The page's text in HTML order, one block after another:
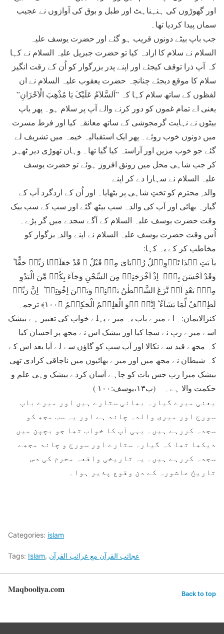
اور گھوڑوں کی ہنہناہٹ اور طبل و بوق کی آوازوں نے عجیب
سماں پیدا کردیا تھا۔
جب باپ بیٹے دونوں قریب ہو گئے اور حضرت یوسف علیہ
السلام نے سلام کا ارادہ کیا تو حضرت جبریل علیہ السلام نے کہا
کہ آپ ذرا توقف کیجئے اور اپنے پدر بزرگوار کو اُن کے رقت انگیز
سلام کا موقع دیجئے چنانچہ حضرت یعقوب علیہ السلام نے ان
لفظوں کے ساتھ سلام کہا کہ ”اَلسَّلاَمُ عَلَیْکَ یَا مُذْھِبَ الْاَحْزَانِ”
یعنی اے تمام غموں کو دور کرنے والے آپ پر سلام ہو۔ پھر باپ
بیٹوں نے نہایت گرمجوشی کے ساتھ معانقہ کیا اور فرط مسرت
میں دونوں خوب روئے۔ پھر ایک استقبالیہ خیمہ میں تشریف لے
گئے جو خوب مزین اور آراستہ کیا گیا تھا۔ وہاں تھوڑی دیر ٹھہر
کر جب شاہی محل میں رونق افروز ہوئے تو حضرت یوسف
علیہ السلام نے سہارا دے کر اپنے
والد ِ محترم کو تختِ شاہی پر بٹھایا۔ اور اُن کے اردگرد آپ کے
گیارہ بھائی اور آپ کی والدہ سب بیٹھ گئے اور سب کے سب بیک
وقت حضرت یوسف علیہ السلام کے آگے سجدے میں گر پڑے۔
اُس وقت حضرت یوسف علیہ السلام نے اپنے والد ِ بزگوار کو
مخاطب کر کے یہ کہا:
یاَ بَتِ ہٰذَا تَاۡوِیۡلُ رُءۡیَایَ مِنۡ قَبْلُ ۫ قَدْ جَعَلَہَا رَبِّیۡ حَقًّا ؕ
وَقَدْ اَحْسَنَ بِیۡۤ اِذْ اَخْرَجَنِیۡ مِنَ السِّجْنِ وَجَآءَ بِکُمۡ مِّنَ الْبَدْوِ
مِنۡۢ بَعْدِ اَنۡ نَّزَغَ الشَّیۡطٰنُ بَیۡنِیۡ وَبَیۡنَ اِخْوَتِیۡ ؕ اِنَّ رَبِّیۡ
لَطِیۡفٌ لِّمَا یَشَآءُ ؕ اِنَّہٗ ہُوَ الْعَلِیۡمُ الْحَکِیۡمُ ﴿۱۰۰﴾ ترجمہ
کنزالایمان:۔ اے میرے باپ یہ میرے پہلے خواب کی تعبیر ہے بیشک
اسے میرے رب نے سچا کیا اور بیشک اس نے مجھ پر احسان کیا
کہ مجھے قید سے نکالا اور آپ سب کو گاؤں سے لے آیا بعد اس کے
کہ شیطان نے مجھ میں اور میرے بھائیوں میں ناچاقی کرادی تھی
بیشک میرا رب جس بات کو چاہے آسان کردے بیشک وہی علم و
حکمت والا ہے۔ (پ۱۳،یوسف:۱۰۰ )
یعنی میرے گیارہ بھائی ستارے ہیں اور میرے باپ
سورج اور میری والدہ چاند ہے اور یہ سب مجھ کو
سجدہ کررہے ہیں۔ یہی آپ کا خواب تھا جو بچپن میں
دیکھا تھا کہ گیارہ ستارے اور سورج و چاند مجھے
سجدہ کررہے ہیں۔ یہ تاریخی واقعہ محرم کی دس
تاریخ عاشورہ کے دن وقوع پذیر ہوا۔
Categories: islam
Tags: Islam, عجائب القرآن مع غرائب القرآن
Maqbooliya.com Back to top